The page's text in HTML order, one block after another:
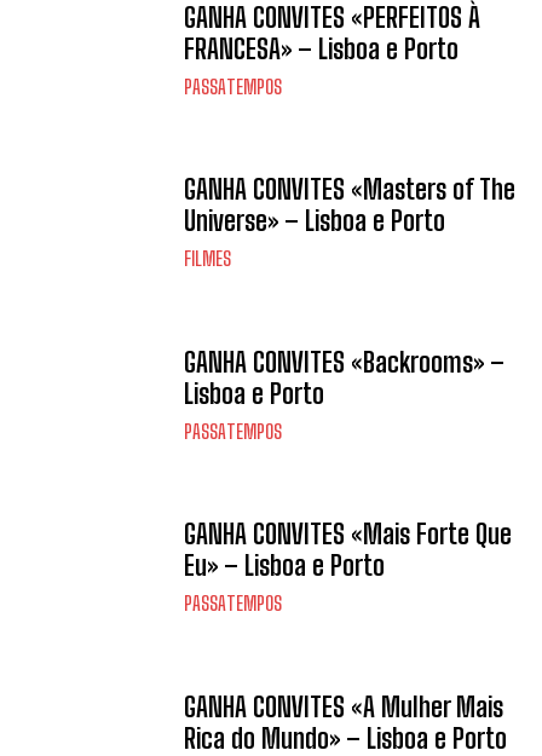
GANHA CONVITES «PERFEITOS À
FRANCESA» – Lisboa e Porto
PASSATEMPOS
GANHA CONVITES «Masters of The
Universe» – Lisboa e Porto
FILMES
GANHA CONVITES «Backrooms» –
Lisboa e Porto
PASSATEMPOS
GANHA CONVITES «Mais Forte Que
Eu» – Lisboa e Porto
PASSATEMPOS
GANHA CONVITES «A Mulher Mais
Rica do Mundo» – Lisboa e Porto